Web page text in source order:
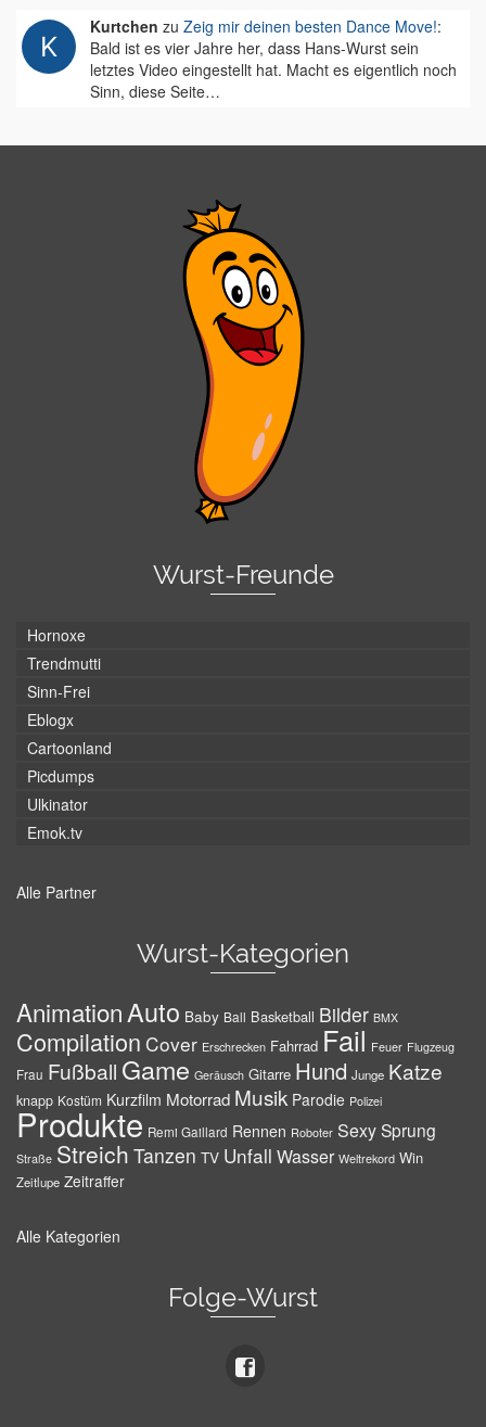
Kurtchen zu Zeig mir deinen besten Dance Move!:
Bald ist es vier Jahre her, dass Hans-Wurst sein
letztes Video eingestellt hat. Macht es eigentlich noch
Sinn, diese Seite…
Wurst-Freunde
Hornoxe
Trendmutti
Sinn-Frei
Eblogx
Cartoonland
Picdumps
Ulkinator
Emok.tv
Alle Partner
Wurst-Kategorien
AnimationAuto Baby Ball Basketball Bilder BMX
Compilation Cover Erschrecken Fahrrad Fail Feuer Flugzeug
Frau Fußball Game Geräusch Gitarre Hund Junge Katze
knapp Kostüm Kurzfilm Motorrad Musik Parodie Polizei
Produkte Remi Gaillard Rennen Roboter SexySprung
Straße Streich Tanzen TV Unfall Wasser Weltrekord Win
Zeitlupe Zeitraffer
Alle Kategorien
Folge-Wurst